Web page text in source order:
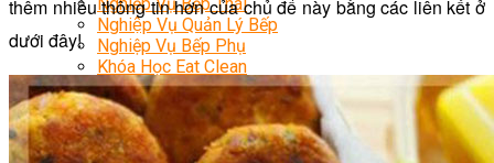
Nghiệp Vụ Quản Lý Bếp
Nghiệp Vụ Bếp Phụ
Khóa Học Eat Clean
Khóa Học Food Stylist
Khởi Sự Kinh Doanh Nhà Hàng
Nghiệp Vụ Bếp Chay
Điểm Tâm Hồng Kông
thêm nhiều thông tin hơn của chủ để này bằng các liên kết ở
dưới đây!